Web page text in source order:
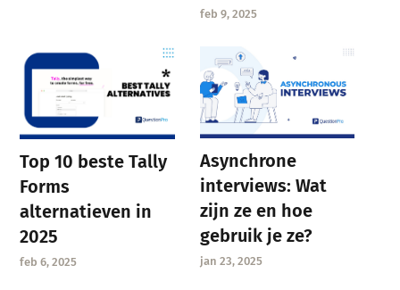
feb 9, 2025
Top 10 beste Tally
Forms
alternatieven in
2025
feb 6, 2025
Asynchrone
interviews: Wat
zijn ze en hoe
gebruik je ze?
jan 23, 2025